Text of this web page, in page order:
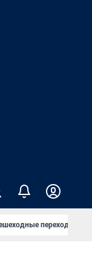
переходы